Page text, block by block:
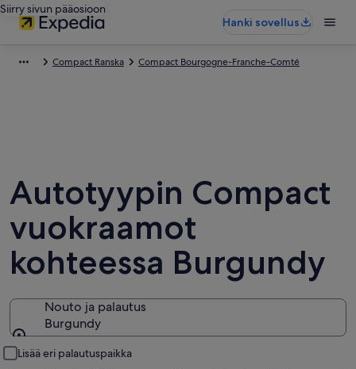
Siirry sivun pääosioon
Hanki sovellus
Compact Ranska Compact Bourgogne-Franche-Comté
Autotyypin Compact
vuokraamot
kohteessa Burgundy
Nouto ja palautus
Burgundy
Lisää eri palautuspaikka